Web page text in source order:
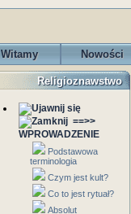
Witamy Nowości
Religioznawstwo
==>>
WPROWADZENIE
Podstawowa
terminologia
Czym jest kult?
Co to jest rytuał?
Absolut